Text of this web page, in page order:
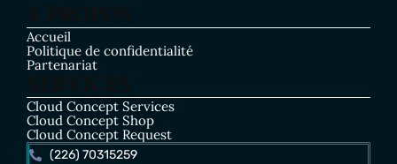
Accueil
Politique de confidentialité
Partenariat
Cloud Concept Services
Cloud Concept Shop
Cloud Concept Request
(226) 70315259